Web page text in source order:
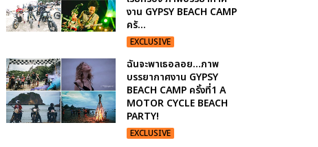
งาน GYPSY BEACH CAMP
ครั...
EXCLUSIVE
ฉันจะพาเธอลอย...ภาพ
บรรยากาศงาน GYPSY
BEACH CAMP ครั้งที่1 A
MOTOR CYCLE BEACH
PARTY!
EXCLUSIVE